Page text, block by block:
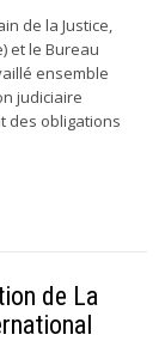
de la Justice,
et le Bureau
ensemble
judiciaire
des obligations
de La